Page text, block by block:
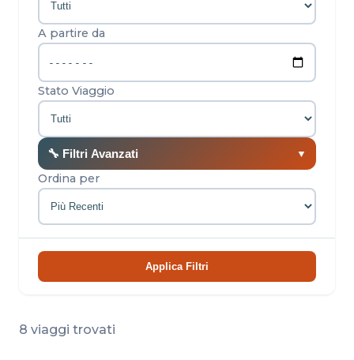
A partire da
Stato Viaggio
🔧 Filtri Avanzati ▼
Ordina per
Applica Filtri
8 viaggi trovati